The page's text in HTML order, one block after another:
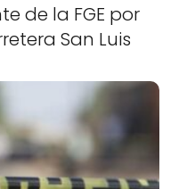
de la FGE por
San Luis